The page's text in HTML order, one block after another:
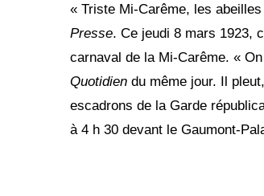
« Triste Mi-Carême, les
Presse. Ce jeudi 8 mars 1923,
carnaval de la Mi-Carême. «
Quotidien du même jour. Il
escadrons de la Garde
à 4 h 30 devant le Gaumont-